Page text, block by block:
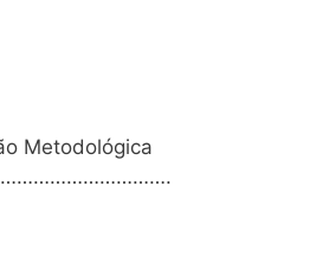
Metodológica